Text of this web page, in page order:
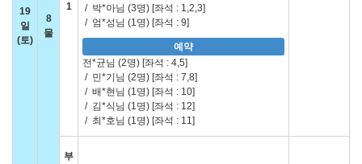
19
일
(토)
8
물
1
/ 박*아님 (3명) [좌석 : 1,2,3]
/ 엄*성님 (1명) [좌석 : 9]
예약
전*균님 (2명) [좌석 : 4,5]
/ 민*기님 (2명) [좌석 : 7,8]
/ 배*현님 (1명) [좌석 : 10]
/ 김*식님 (1명) [좌석 : 12]
/ 최*호님 (1명) [좌석 : 11]
부